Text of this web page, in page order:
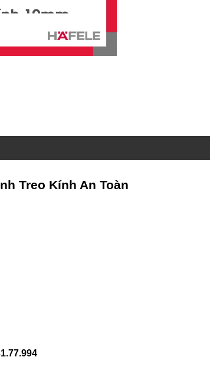
Treo Kính An Toàn